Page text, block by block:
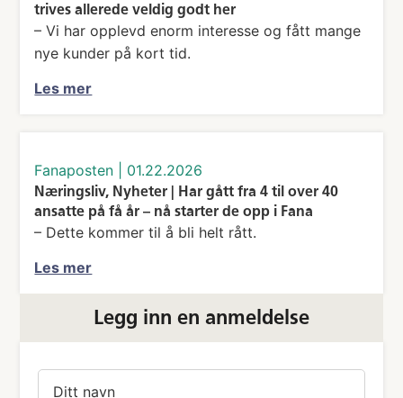
trives allerede veldig godt her
– Vi har opplevd enorm interesse og fått mange
nye kunder på kort tid.
Les mer
fanaposten 01.22.2026
Næringsliv, Nyheter | Har gått fra 4 til over 40
ansatte på få år – nå starter de opp i Fana
– Dette kommer til å bli helt rått.
Les mer
Legg inn en anmeldelse